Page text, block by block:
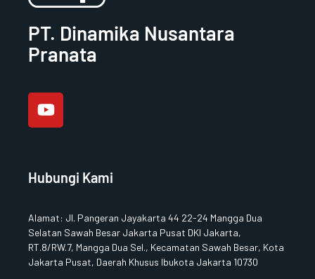
PT. Dinamika Nusantara
Pranata
o
u
t
e
Hubungi Kami
Alamat: Jl. Pangeran Jayakarta 44 22-24 Mangga Dua
Selatan Sawah Besar Jakarta Pusat DKI Jakarta,
RT.8/RW.7, Mangga Dua Sel., Kecamatan Sawah Besar, Kota
Jakarta Pusat, Daerah Khusus Ibukota Jakarta 10730